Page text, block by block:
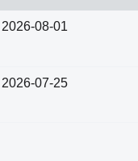
2026-08-01
2026-07-25